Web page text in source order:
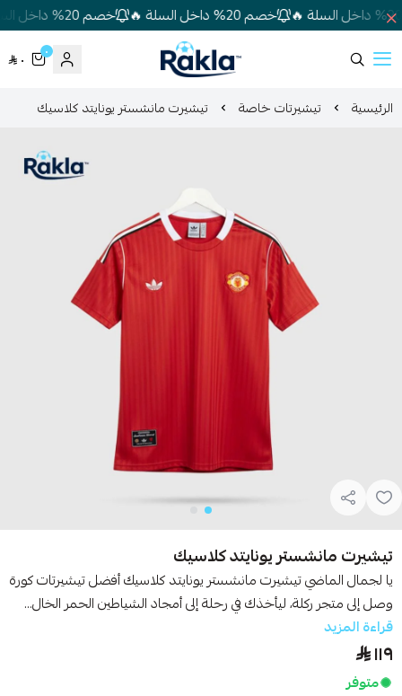
خصم 20% داخل السلة 🔥 خصم 20% داخل السلة 🔥
Rakla
٠ ٠
الرئيسية تيشيرتات خاصة تيشيرت مانشستر يونايتد كلاسيك
تيشيرت مانشستر يونايتد كلاسيك
يا لجمال الماضي تيشيرت مانشستر يونايتد كلاسيك أفضل تيشيرتات كورة
وصل إلى متجر ركلة، ليأخذك في رحلة إلى أمجاد الشياطين الحمر الخال...
قراءة المزيد
١١٩
متوفر